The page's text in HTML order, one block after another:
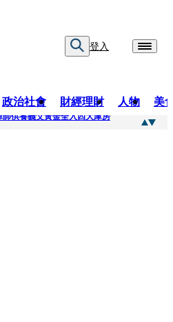
登入
政治社會 財經理財 人物 美
供養義父黃金全入四大庫房